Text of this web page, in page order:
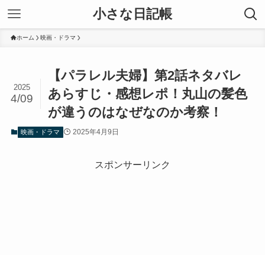
小さな日記帳
ホーム 映画・ドラマ
【パラレル夫婦】第2話ネタバレ
あらすじ・感想レポ！丸山の髪色
が違うのはなぜなのか考察！
2025
4/09
映画・ドラマ 2025年4月9日
スポンサーリンク